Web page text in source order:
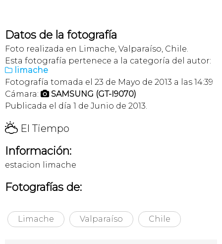
Datos de la fotografía
Foto realizada en Limache, Valparaíso, Chile.
Esta fotografía pertenece a la categoría del autor:

limache
Fotografía tomada el 23 de Mayo de 2013 a las 14:39
Cámara:  SAMSUNG (GT-I9070)
Publicada el día 1 de Junio de 2013.
H El Tiempo
Información:
estacion limache
Fotografías de:
Limache Valparaíso Chile